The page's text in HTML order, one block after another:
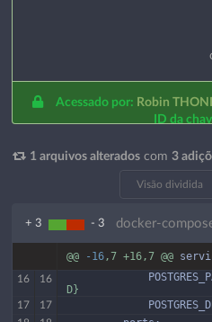
Acessado por: Robin THONI
ID da
1 arquivos alterados com 3
Visão dividida
+ 3 - 3 docker-
@@ -16,7 +16,7 @@
16 16
D}
17 17